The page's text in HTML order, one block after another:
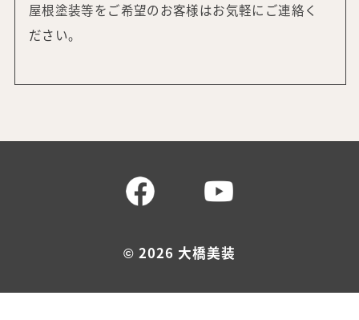
屋根塗装等をご希望のお客様はお気軽にご連絡く
ださい。
©2026 大橋美装